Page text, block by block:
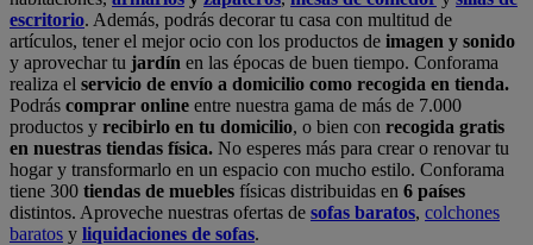
escritorio. Además, podrás decorar tu casa con multitud de
artículos, tener el mejor ocio con los productos de imagen y sonido
y aprovechar tu jardín en las épocas de buen tiempo. Conforama
realiza el servicio de envío a domicilio como recogida en tienda.
Podrás comprar online entre nuestra gama de más de 7.000
productos y recibirlo en tu domicilio, o bien con recogida gratis
en nuestras tiendas física. No esperes más para crear o renovar tu
hogar y transformarlo en un espacio con mucho estilo. Conforama
tiene 300 tiendas de muebles físicas distribuidas en 6 países
distintos. Aproveche nuestras ofertas de sofas baratos, colchones
baratos y liquidaciones de sofas.